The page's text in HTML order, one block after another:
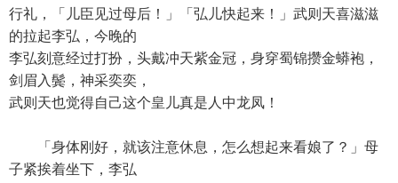
行礼，「儿臣见过母后！」「弘儿快起来！」武则天喜滋滋
的拉起李弘，今晚的
李弘刻意经过打扮，头戴冲天紫金冠，身穿蜀锦攒金蟒袍，
剑眉入鬓，神采奕奕，
武则天也觉得自己这个皇儿真是人中龙凤！
「身体刚好，就该注意休息，怎么想起来看娘了？」母
子紧挨着坐下，李弘